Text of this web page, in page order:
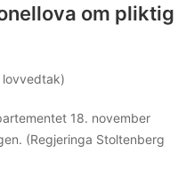
om pliktig
lovvedtak)
18. november
(Regjeringa Stoltenberg